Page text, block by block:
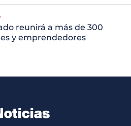
reunirá a más de 300
y emprendedores